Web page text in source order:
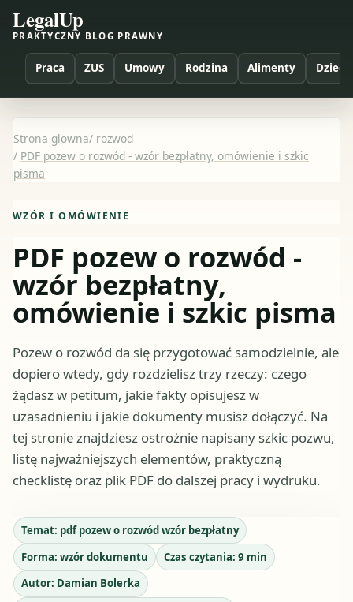
LegalUp
PRAKTYCZNY BLOG PRAWNY
Praca ZUS Umowy Rodzina Alimenty Dzieci
Strona glowna/ rozwod
/ PDF pozew o rozwód - wzór bezpłatny, omówienie i szkic
pisma
WZÓR I OMÓWIENIE
PDF pozew o rozwód -
wzór bezpłatny,
omówienie i szkic pisma
Pozew o rozwód da się przygotować samodzielnie, ale
dopiero wtedy, gdy rozdzielisz trzy rzeczy: czego
żądasz w petitum, jakie fakty opisujesz w
uzasadnieniu i jakie dokumenty musisz dołączyć. Na
tej stronie znajdziesz ostrożnie napisany szkic pozwu,
listę najważniejszych elementów, praktyczną
checklistę oraz plik PDF do dalszej pracy i wydruku.
Temat: pdf pozew o rozwód wzór bezpłatny
Forma: wzór dokumentu Czas czytania: 9 min
Autor: Damian Bolerka